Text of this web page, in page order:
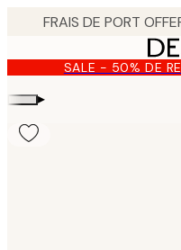
content.SALE - 50% DE
▸